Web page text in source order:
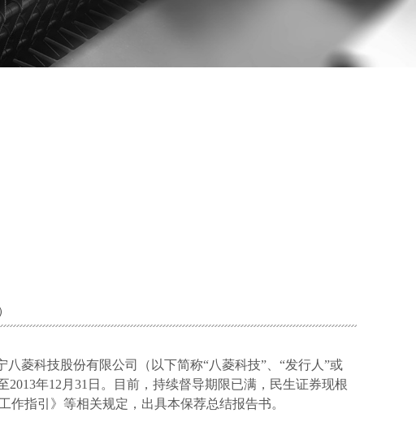
菱科技股份有限公司（以下简称“八菱科技”、“发行人”或
2013年12 月 31 日。目前，持续督导期限已满，民生证券现根
指引》等相关规定，出具本保荐总结报告书。